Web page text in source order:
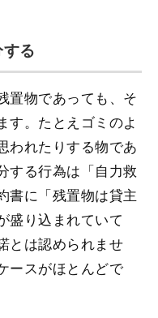
る
置物であっても、そ
す。たとえゴミのよ
われたりする物であ
する行為は「自力救
書に「残置物は貸主
盛り込まれていて
とは認められませ
ースがほとんどで